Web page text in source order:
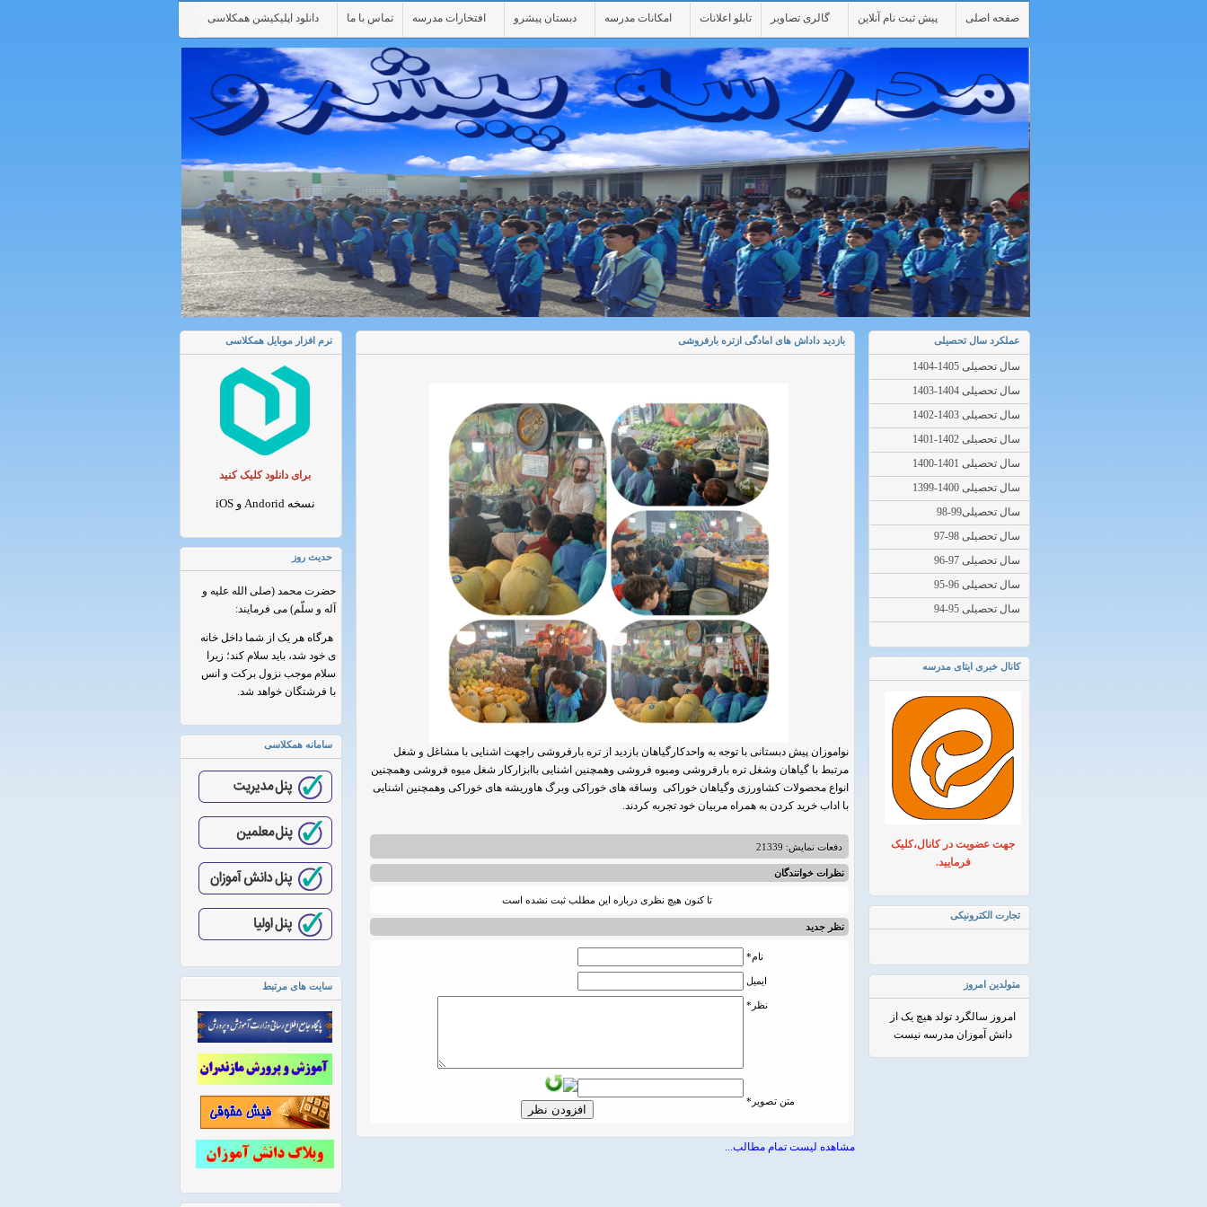
صفحه اصلی پیش ثبت نام آنلاین گالری تصاویر تابلو اعلانات امکانات مدرسه دبستان پیشرو افتخارات مدرسه تماس با ما دانلود اپلیکیشن همکلاسی
عملکرد سال تحصیلی
سال تحصیلی 1405-1404
سال تحصیلی 1404-1403
سال تحصیلی 1403-1402
سال تحصیلی 1402-1401
سال تحصیلی 1401-1400
سال تحصیلی 1400-1399
سال تحصیلی99-98
سال تحصیلی 98-97
سال تحصیلی 97-96
سال تحصیلی 96-95
سال تحصیلی 95-94
کانال خبری ایتای مدرسه
جهت عضویت در کانال،کلیک
فرمایید.
تجارت الکترونیکی
متولدین امروز
امروز سالگرد تولد هیچ یک از
دانش آموزان مدرسه نیست
بازدید داداش های امادگی ازتره بارفروشی
نواموزان پیش دبستانی با توجه به واحدکارگیاهان بازدید از تره بارفروشی راجهت اشنایی با مشاغل و شغل
مرتبط با گیاهان وشغل تره بارفروشی ومیوه فروشی وهمچنین اشنایی باابزارکار شغل میوه فروشی وهمچنین
انواع محصولات کشاورزی وگیاهان خوراکی وساقه های خوراکی وبرگ هاوریشه های خوراکی وهمچنین اشنایی
با اداب خرید کردن به همراه مربیان خود تجربه کردند.
دفعات نمایش: 21339
نظرات خوانندگان
تا کنون هیچ نظری درباره این مطلب ثبت نشده است
نظر جدید
نام*
ایمیل
نظر*
متن تصویر*
مشاهده لیست تمام مطالب...
نرم افزار موبایل همکلاسی
برای دانلود کلیک کنید
نسخه Andorid و iOS
حدیث روز
حضرت محمد (صلی الله علیه و
آله و سلّم) می فرمایند:
هرگاه هر یک از شما داخل خانه
ی خود شد، باید سلام کند؛ زیرا
سلام موجب نزول برکت و انس
با فرشتگان خواهد شد.
سامانه همکلاسی
سایت های مرتبط